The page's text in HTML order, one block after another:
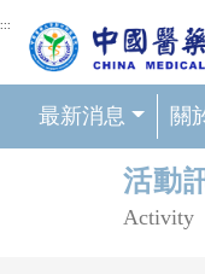
網頁頂端重要消
:::
最新消息 關
活動
Activity